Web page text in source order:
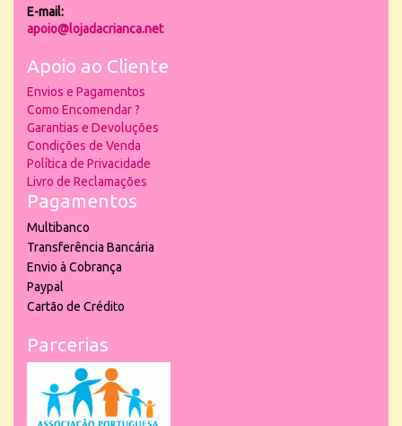
E-mail:
apoio@lojadacrianca.net
Apoio ao Cliente
Envios e Pagamentos
Como Encomendar ?
Garantias e Devoluções
Condições de Venda
Política de Privacidade
Livro de Reclamações
Pagamentos
Multibanco
Transferência Bancária
Envio à Cobrança
Paypal
Cartão de Crédito
Parcerias